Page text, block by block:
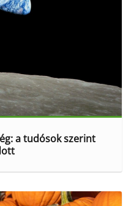
a tudósok szerint